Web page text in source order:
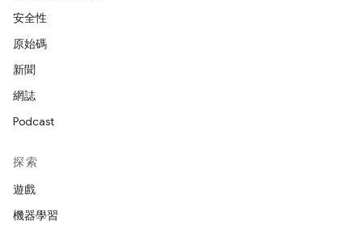
安全性
原始碼
新聞
網誌
Podcast
探索
遊戲
機器學習